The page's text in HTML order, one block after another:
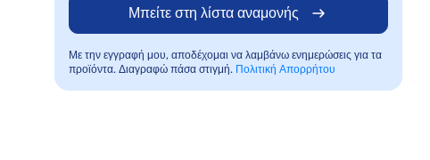
Μπείτε στη λίστα αναμονής
Με την εγγραφή μου, αποδέχομαι να λαμβάνω ενημερώσεις για τα
προϊόντα. Διαγραφώ πάσα στιγμή. Πολιτική Απορρήτου